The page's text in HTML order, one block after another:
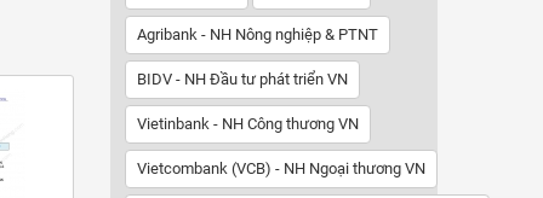
Agribank - NH Nông nghiệp & PTNT
BIDV - NH Đầu tư phát triển VN
Vietinbank - NH Công thương VN
Vietcombank (VCB) - NH Ngoại thương VN